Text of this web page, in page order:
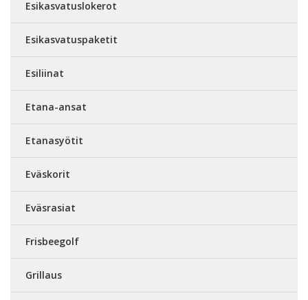
Esikasvatuslokerot
Esikasvatuspaketit
Esiliinat
Etana-ansat
Etanasyötit
Eväskorit
Eväsrasiat
Frisbeegolf
Grillaus